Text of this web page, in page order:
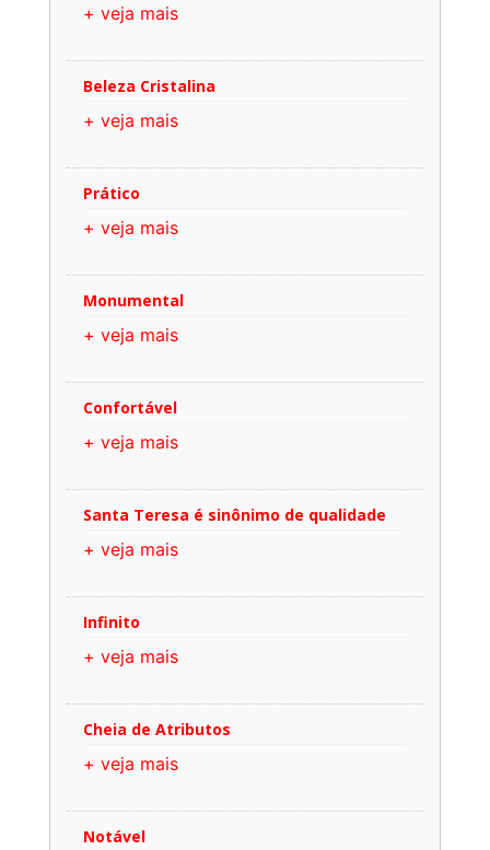
+ veja mais
Beleza Cristalina
+ veja mais
Prático
+ veja mais
Monumental
+ veja mais
Confortável
+ veja mais
Santa Teresa é sinônimo de qualidade
+ veja mais
Infinito
+ veja mais
Cheia de Atributos
+ veja mais
Notável